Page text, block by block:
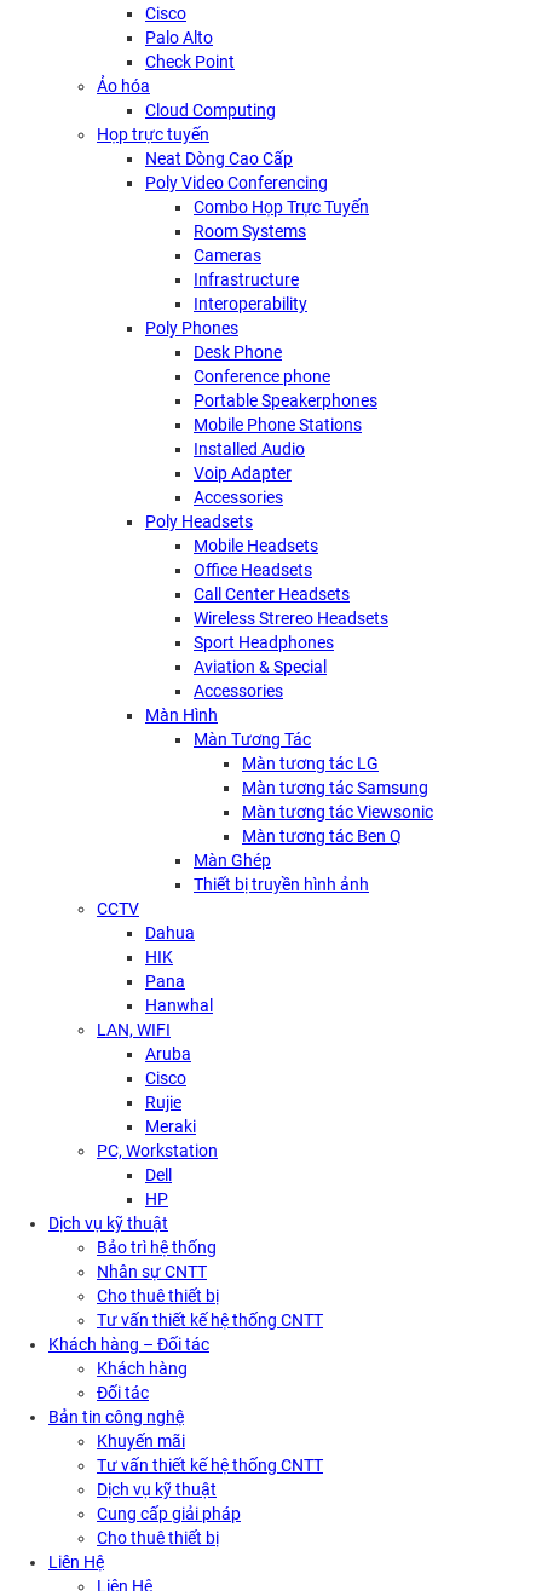
Cisco
Palo Alto
Check Point
Ảo hóa
Cloud Computing
Họp trực tuyến
Neat Dòng Cao Cấp
Poly Video Conferencing
Combo Họp Trực Tuyến
Room Systems
Cameras
Infrastructure
Interoperability
Poly Phones
Desk Phone
Conference phone
Portable Speakerphones
Mobile Phone Stations
Installed Audio
Voip Adapter
Accessories
Poly Headsets
Mobile Headsets
Office Headsets
Call Center Headsets
Wireless Strereo Headsets
Sport Headphones
Aviation & Special
Accessories
Màn Hình
Màn Tương Tác
Màn tương tác LG
Màn tương tác Samsung
Màn tương tác Viewsonic
Màn tương tác Ben Q
Màn Ghép
Thiết bị truyền hình ảnh
CCTV
Dahua
HIK
Pana
Hanwhal
LAN, WIFI
Aruba
Cisco
Rujie
Meraki
PC, Workstation
Dell
HP
Dịch vụ kỹ thuật
Bảo trì hệ thống
Nhân sự CNTT
Cho thuê thiết bị
Tư vấn thiết kế hệ thống CNTT
Khách hàng – Đối tác
Khách hàng
Đối tác
Bản tin công nghệ
Khuyến mãi
Tư vấn thiết kế hệ thống CNTT
Dịch vụ kỹ thuật
Cung cấp giải pháp
Cho thuê thiết bị
Liên Hệ
Liên Hệ